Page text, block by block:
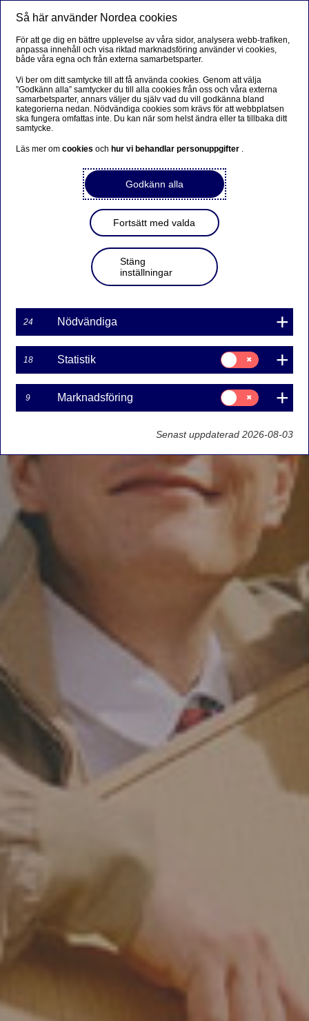
Så här använder Nordea cookies
För att ge dig en bättre upplevelse av våra sidor, analysera webb-trafiken,
anpassa innehåll och visa riktad marknadsföring använder vi cookies,
både våra egna och från externa samarbetsparter.
Vi ber om ditt samtycke till att få använda cookies. Genom att välja
”Godkänn alla” samtycker du till alla cookies från oss och våra externa
samarbetsparter, annars väljer du själv vad du vill godkänna bland
kategorierna nedan. Nödvändiga cookies som krävs för att webbplatsen
ska fungera omfattas inte. Du kan när som helst ändra eller ta tillbaka ditt
samtycke.
Läs mer omcookiesoch hur vi behandlar personuppgifter .
Godkänn alla
Fortsätt med valda
Stäng
inställningar
24 Nödvändiga
18 Statistik
Samtycke
för:
Statistik
9 Marknadsföring
Samtycke
för:
Marknadsföring
Senast uppdaterad 2026-08-03